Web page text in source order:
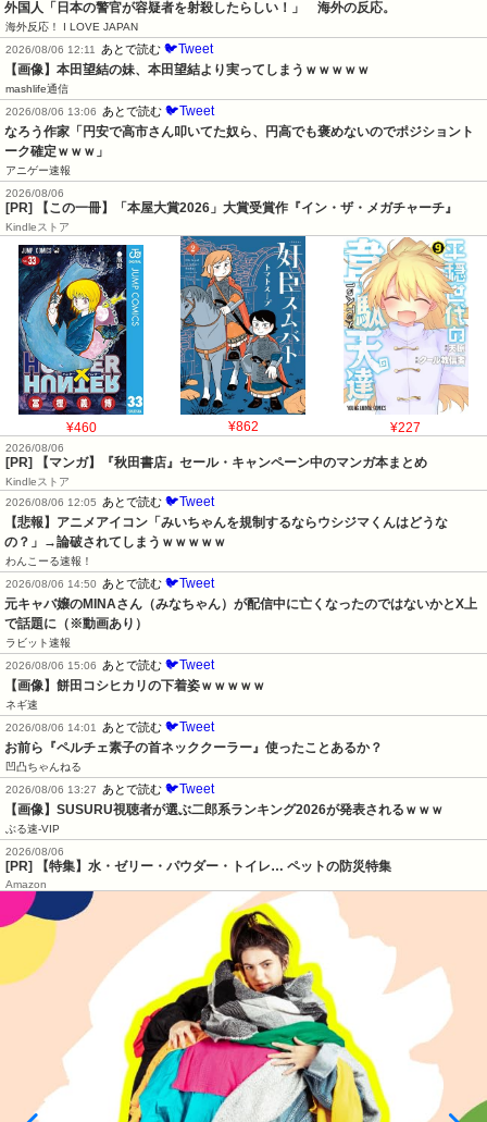
外国人「日本の警官が容疑者を射殺したらしい！」　海外の反応。
海外反応！ I LOVE JAPAN
2026/08/06 12:11
あとで読む 🐦Tweet
【画像】本田望結の妹、本田望結より実ってしまうｗｗｗｗｗ
mashlife通信
2026/08/06 13:06
あとで読む 🐦Tweet
なろう作家「円安で高市さん叩いてた奴ら、円高でも褒めないのでポジショント
ーク確定ｗｗｗ」
アニゲー速報
2026/08/06
[PR] 【この一冊】「本屋大賞2026」大賞受賞作『イン・ザ・メガチャーチ』
Kindleストア
¥460 ¥862 ¥227
2026/08/06
[PR] 【マンガ】『秋田書店』セール・キャンペーン中のマンガ本まとめ
Kindleストア
2026/08/06 12:05
あとで読む 🐦Tweet
【悲報】アニメアイコン「みいちゃんを規制するならウシジマくんはどうな
の？」→論破されてしまうｗｗｗｗｗ
わんこーる速報！
2026/08/06 14:50
あとで読む 🐦Tweet
元キャバ嬢のMINAさん（みなちゃん）が配信中に亡くなったのではないかとX上
で話題に（※動画あり）
ラビット速報
2026/08/06 15:06
あとで読む 🐦Tweet
【画像】餅田コシヒカリの下着姿ｗｗｗｗｗ
ネギ速
2026/08/06 14:01
あとで読む 🐦Tweet
お前ら『ペルチェ素子の首ネッククーラー』使ったことあるか？
凹凸ちゃんねる
2026/08/06 13:27
あとで読む 🐦Tweet
【画像】SUSURU視聴者が選ぶ二郎系ランキング2026が発表されるｗｗｗ
ぶる速-VIP
2026/08/06
[PR] 【特集】水・ゼリー・パウダー・トイレ… ペットの防災特集
Amazon